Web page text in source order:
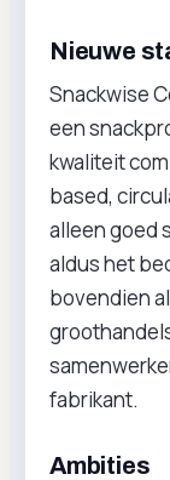
Nieuwe
Snackwise
een
kwaliteit
based,
alleen goed
aldus het
bovendien
fabrikant.
Ambities